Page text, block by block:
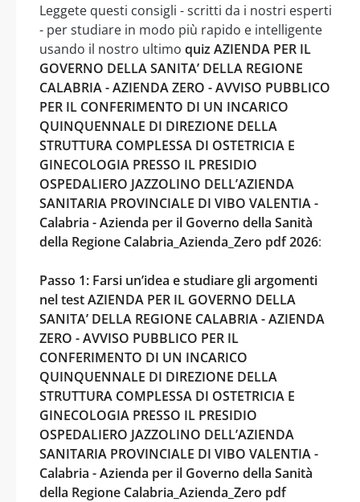
Leggete questi consigli - scritti da i nostri esperti
- per studiare in modo più rapido e intelligente
usando il nostro ultimo quiz AZIENDA PER IL
GOVERNO DELLA SANITA’ DELLA REGIONE
CALABRIA - AZIENDA ZERO - AVVISO PUBBLICO
PER IL CONFERIMENTO DI UN INCARICO
QUINQUENNALE DI DIREZIONE DELLA
STRUTTURA COMPLESSA DI OSTETRICIA E
GINECOLOGIA PRESSO IL PRESIDIO
OSPEDALIERO JAZZOLINO DELL’AZIENDA
SANITARIA PROVINCIALE DI VIBO VALENTIA -
Calabria - Azienda per il Governo della Sanità
della Regione Calabria_Azienda_Zero pdf 2026:
Passo 1: Farsi un’idea e studiare gli argomenti
nel test AZIENDA PER IL GOVERNO DELLA
SANITA’ DELLA REGIONE CALABRIA - AZIENDA
ZERO - AVVISO PUBBLICO PER IL
CONFERIMENTO DI UN INCARICO
QUINQUENNALE DI DIREZIONE DELLA
STRUTTURA COMPLESSA DI OSTETRICIA E
GINECOLOGIA PRESSO IL PRESIDIO
OSPEDALIERO JAZZOLINO DELL’AZIENDA
SANITARIA PROVINCIALE DI VIBO VALENTIA -
Calabria - Azienda per il Governo della Sanità
della Regione Calabria_Azienda_Zero pdf